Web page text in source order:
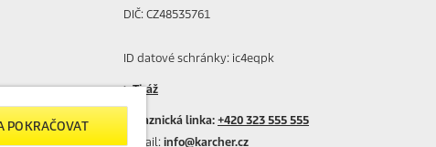
DIČ: CZ48535761
ID datové schránky: ic4eqpk
> Tiráž
Zákaznická linka: +420 323 555 555
E-mail: info@karcher.cz
POKRAČOVAT